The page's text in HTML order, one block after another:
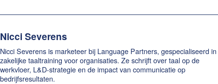
Nicci Severens
Nicci Severens is marketeer bij Language Partners, gespecialiseerd in
zakelijke taaltraining voor organisaties. Ze schrijft over taal op de
werkvloer, L&D-strategie en de impact van communicatie op
bedrijfsresultaten.